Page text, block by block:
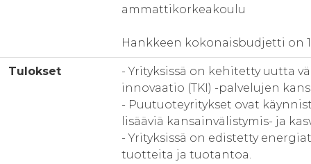
ammattikorkeakoulu
Hankkeen kokonaisbudjetti on
Tulokset
- Yrityksissä on kehitetty uutta
innovaatio (TKI) -palvelujen
- Puutuoteyritykset ovat
lisääviä kansainvälistymis- ja
- Yrityksissä on edistetty
tuotteita ja tuotantoa.